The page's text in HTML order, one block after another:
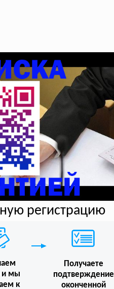
регистрацию
и мы
к
Получаете
подтверждение
оконченной